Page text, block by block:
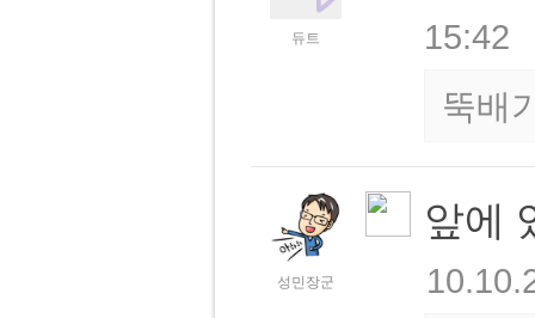
듀트
15:42
뚝배
성민장군
앞에